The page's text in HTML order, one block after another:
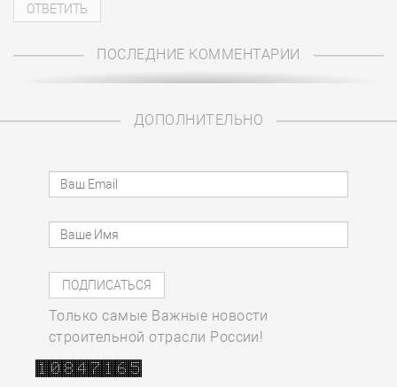
ПОСЛЕДНИЕ КОММЕНТАРИИ
ДОПОЛНИТЕЛЬНО
Только самые Важные новости
строительной отрасли России!